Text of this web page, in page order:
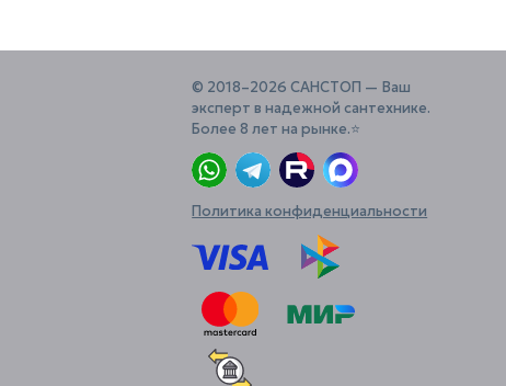
© 2018–2026 САНСТОП — Ваш
эксперт в надежной сантехнике.
Более 8 лет на рынке.⭐️
Политика конфиденциальности